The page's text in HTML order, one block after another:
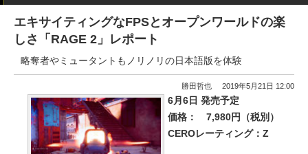
エキサイティングなFPSとオープンワールドの楽
しさ「RAGE 2」レポート
略奪者やミュータントもノリノリの日本語版を体験
勝田哲也 2019年5月21日 12:00
6月6日 発売予定
価格：
7,980円（税別）
CEROレーティング：Z